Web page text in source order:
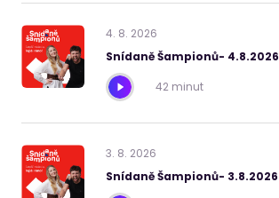
4. 8. 2026
Snídaně Šampionů- 4.8.2026
42 minut
3. 8. 2026
Snídaně Šampionů- 3.8.2026